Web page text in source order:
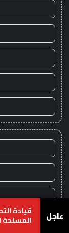
عاجل قيادة
المسلحة